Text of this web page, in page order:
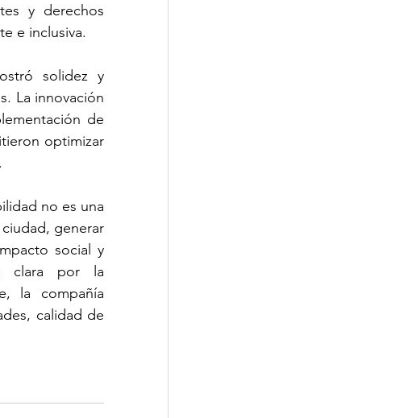
y derechos
e inclusiva.
solidez y
La innovación
de
optimizar
no es una
generar
social y
clara por la
la compañía
calidad de